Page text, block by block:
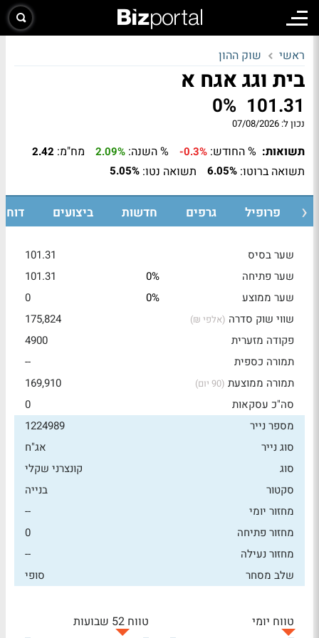
ראשי שוק ההון
בית וגג אגח א
101.31
0%
נכון ל: 07/08/2026
תשואות: % החודש: -0.3% % השנה: 2.09% מח"מ: 2.42
תשואה ברוטו: 6.05% תשואה נטו: 5.05%
פרופיל גרפים חדשות ביצועים
שער בסיס
101.31
שער פתיחה
0%
101.31
שער ממוצע
0%
0
שווי שוק סדרה (אלפי ₪)
175,824
פקודה מזערית
4900
תמורה כספית
--
תמורה ממוצעת (90 יום)
169,910
סה"כ עסקאות
0
מספר נייר
1224989
סוג נייר
אג"ח
סוג
קונצרני שקלי
סקטור
בנייה
מחזור יומי
--
מחזור פתיחה
0
מחזור נעילה
--
שלב מסחר
סופי
טווח יומי
טווח 52 שבועות